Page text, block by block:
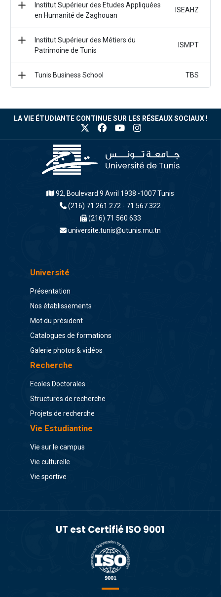
Institut Supérieur des Etudes Appliquées
en Humanité de Zaghouan
ISEAHZ
Institut Supérieur des Métiers du
Patrimoine de Tunis
ISMPT
Tunis Business School TBS
LA VIE ÉTUDIANTE CONTINUE SUR LES RÉSEAUX SOCIAUX !
92, Boulevard 9 Avril 1938 -1007 Tunis
(216) 71 261 272 - 71 567 322
(216) 71 560 633
universite.tunis@utunis.rnu.tn
Université
Présentation
Nos établissements
Mot du président
Catalogues de formations
Galerie photos & vidéos
Recherche
Ecoles Doctorales
Structures de recherche
Projets de recherche
Vie Estudiantine
Vie sur le campus
Vie culturelle
Vie sportive
UT est Certifié ISO 9001